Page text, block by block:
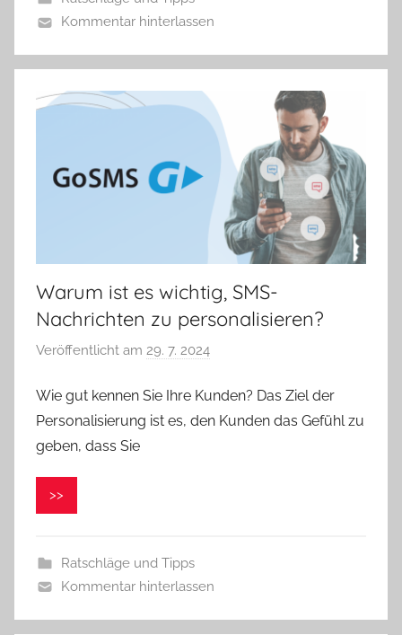
a
Kommentar hinterlassen
Warum ist es wichtig, SMS-
Nachrichten zu personalisieren?
Veröffentlicht am 29. 7. 2024
n
V
a
Wie gut kennen Sie Ihre Kunden? Das Ziel der
Personalisierung ist es, den Kunden das Gefühl zu
geben, dass Sie
>>
Ratschläge und Tipps
Kommentar hinterlassen